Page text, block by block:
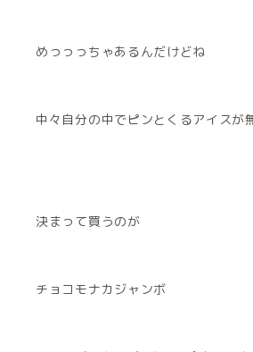
めっっっちゃあるんだけどね
中々自分の中でピンとくるアイスが
決まって買うのが
チョコモナカジャンボ